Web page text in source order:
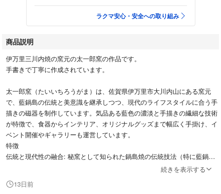
ラクマ安心・安全への取り組み
商品説明
伊万里三川内焼の窯元の太一郎窯の作品です。
手書きで丁寧に作成されています。
太一郎窯（たいいちろうがま）は、佐賀県伊万里市大川内山にある窯元
で、藍鍋島の伝統と美意識を継承しつつ、現代のライフスタイルに合う手
描きの磁器を制作しています。気品ある藍色の濃淡と手描きの繊細な技術
が特徴で、食器からインテリア、オリジナルグッズまで幅広く手掛け、イ
ベント開催やギャラリーも運営しています。
特徴
伝統と現代性の融合: 秘窯として知られた鍋島焼の伝統技法（特に藍鍋
島）を大切にしながら、現代の感覚を取り入れたデザインを追求していま
手仕事の温もり: 職人が一つひとつ手で絵付け（手描き）を行い、温かみ
続きを表示する
13日前